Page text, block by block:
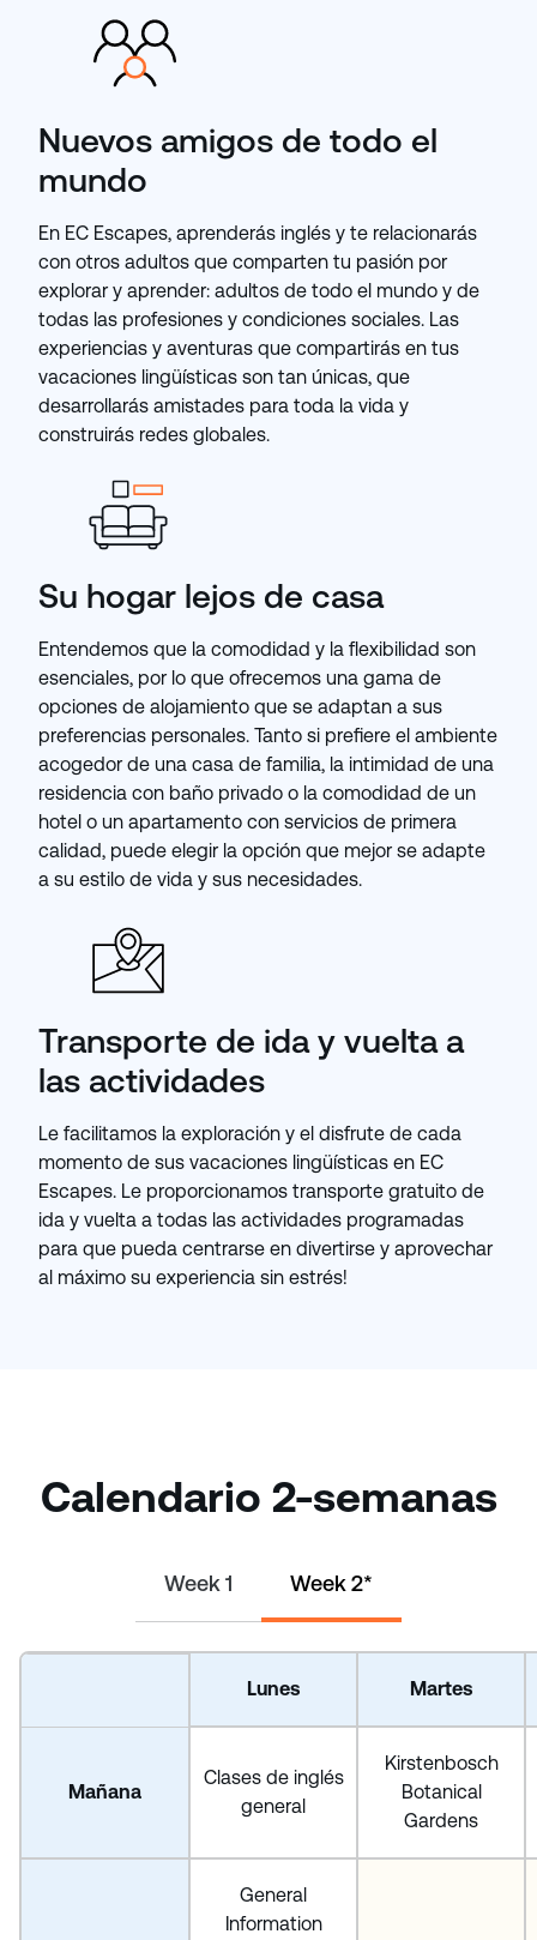
Nuevos amigos de todo el
mundo
En EC Escapes, aprenderás inglés y te relacionarás
con otros adultos que comparten tu pasión por
explorar y aprender: adultos de todo el mundo y de
todas las profesiones y condiciones sociales. Las
experiencias y aventuras que compartirás en tus
vacaciones lingüísticas son tan únicas, que
desarrollarás amistades para toda la vida y
construirás redes globales.
Su hogar lejos de casa
Entendemos que la comodidad y la flexibilidad son
esenciales, por lo que ofrecemos una gama de
opciones de alojamiento que se adaptan a sus
preferencias personales. Tanto si prefiere el ambiente
acogedor de una casa de familia, la intimidad de una
residencia con baño privado o la comodidad de un
hotel o un apartamento con servicios de primera
calidad, puede elegir la opción que mejor se adapte
a su estilo de vida y sus necesidades.
Transporte de ida y vuelta a
las actividades
Le facilitamos la exploración y el disfrute de cada
momento de sus vacaciones lingüísticas en EC
Escapes. Le proporcionamos transporte gratuito de
ida y vuelta a todas las actividades programadas
para que pueda centrarse en divertirse y aprovechar
al máximo su experiencia sin estrés!
Calendario 2-semanas
Week 1 Week 2*
Lunes Martes
Mañana
Clases de inglés
general
Kirstenbosch
Botanical
Gardens
General
Information